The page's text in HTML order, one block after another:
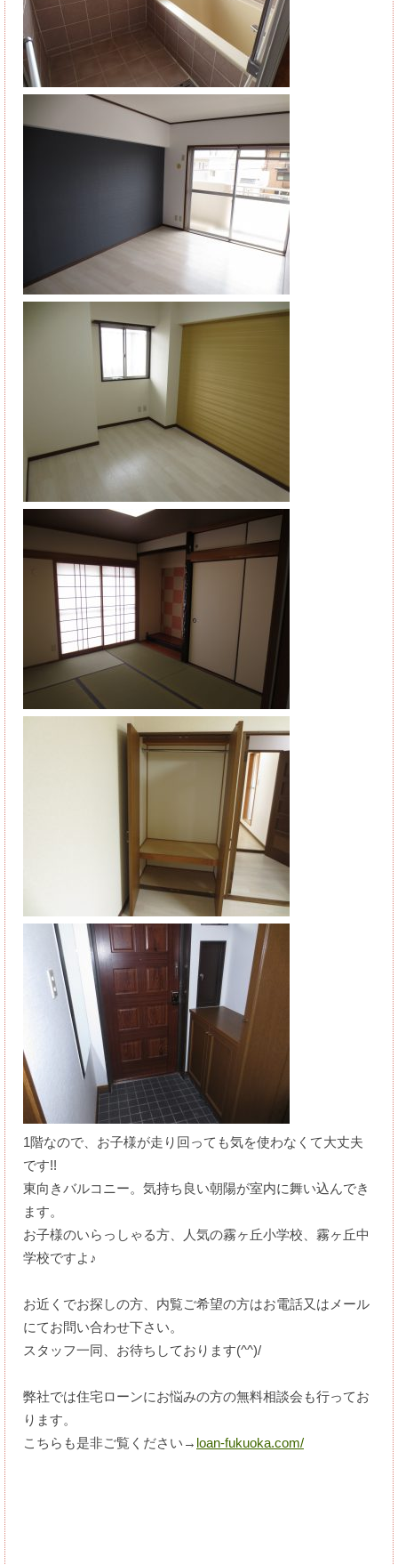
1階なので、お子様が走り回っても気を使わなくて大丈夫
です!!
東向きバルコニー。気持ち良い朝陽が室内に舞い込んでき
ます。
お子様のいらっしゃる方、人気の霧ヶ丘小学校、霧ヶ丘中
学校ですよ♪
お近くでお探しの方、内覧ご希望の方はお電話又はメール
にてお問い合わせ下さい。
スタッフ一同、お待ちしております(^^)/
弊社では住宅ローンにお悩みの方の無料相談会も行ってお
ります。
こちらも是非ご覧ください→ loan-fukuoka.com/